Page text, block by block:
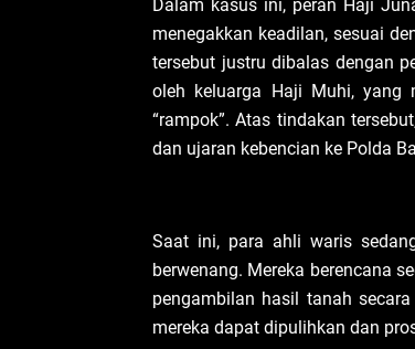
Dalam kasus ini, peran Haji
menegakkan keadilan, sesuai
tersebut justru dibalas dengan
oleh keluarga Haji Muhi, yang
“rampok”. Atas tindakan
dan ujaran kebencian ke Polda
Saat ini, para ahli waris
berwenang. Mereka berencana
pengambilan hasil tanah
mereka dapat dipulihkan dan